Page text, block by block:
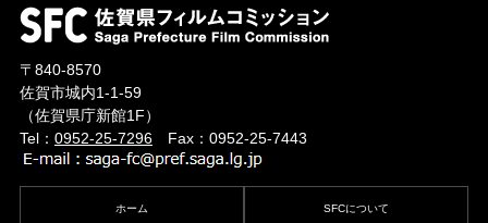
〒840-8570
佐賀市城内1-1-59
（佐賀県庁新館1F）
Tel： 0952-25-7296Fax：0952-25-7443
ホーム SFCについて